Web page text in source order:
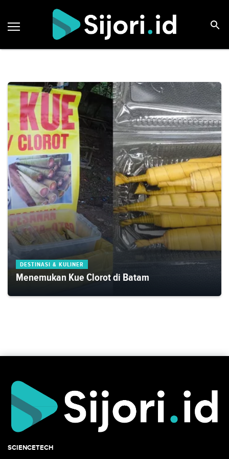
DESTINASI & KULINER
Menemukan Kue Clorot di Batam
SCIENCETECH